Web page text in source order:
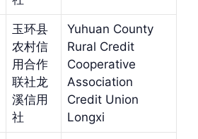
玉环县
农村信
用合作
联社龙
溪信用
社
Yuhuan County
Rural Credit
Cooperative
Association
Credit Union
Longxi